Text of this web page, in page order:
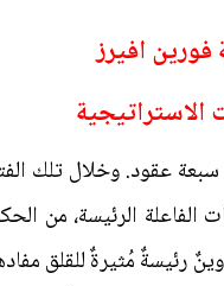
افيرز
سبعة عقود. وخلال تلك
الرئيسة، من
رئيسةٌ مُثيرةٌ للقلق